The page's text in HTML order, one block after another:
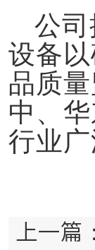
公
设备
品质
中、
行业广
上一篇